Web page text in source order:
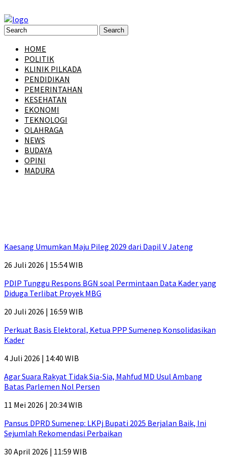
HOME
POLITIK
KLINIK PILKADA
PENDIDIKAN
PEMERINTAHAN
KESEHATAN
EKONOMI
TEKNOLOGI
OLAHRAGA
NEWS
BUDAYA
OPINI
MADURA
Kaesang Umumkan Maju Pileg 2029 dari Dapil V Jateng
26 Juli 2026 | 15:54 WIB
PDIP Tunggu Respons BGN soal Permintaan Data Kader yang
Diduga Terlibat Proyek MBG
20 Juli 2026 | 16:59 WIB
Perkuat Basis Elektoral, Ketua PPP Sumenep Konsolidasikan
Kader
4 Juli 2026 | 14:40 WIB
Agar Suara Rakyat Tidak Sia-Sia, Mahfud MD Usul Ambang
Batas Parlemen Nol Persen
11 Mei 2026 | 20:34 WIB
Pansus DPRD Sumenep: LKPj Bupati 2025 Berjalan Baik, Ini
Sejumlah Rekomendasi Perbaikan
30 April 2026 | 11:59 WIB